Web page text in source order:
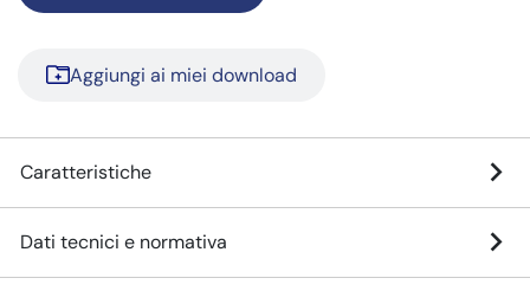
Aggiungi ai miei download
Caratteristiche
Dati tecnici e normativa